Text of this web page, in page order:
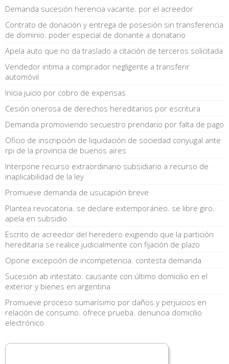
Demanda sucesión herencia vacante. por el acreedor
Contrato de donación y entrega de posesión sin transferencia
de dominio. poder especial de donante a donatario
Apela auto que no da traslado a citación de terceros solicitada
Vendedor intima a comprador negligente a transferir
automóvil
Inicia juicio por cobro de expensas
Cesión onerosa de derechos hereditarios por escritura
Demanda promoviendo secuestro prendario por falta de pago
Oficio de inscripción de liquidación de sociedad conyugal ante
rpi de la provincia de buenos aires
Interpone recurso extraordinario subsidiario a recurso de
inaplicabilidad de la ley
Promueve demanda de usucapión breve
Plantea revocatoria. se declare extemporáneo. se libre giro.
apela en subsidio
Escrito de acreedor del heredero exigiendo que la partición
hereditaria se realice judicialmente con fijación de plazo
Opone excepción de incompetencia. contesta demanda
Sucesión ab intestato. causante con último domicilio en el
exterior y bienes en argentina
Promueve proceso sumarísimo por daños y perjuicios en
relación de consumo. ofrece prueba. denuncia domicilio
electrónico